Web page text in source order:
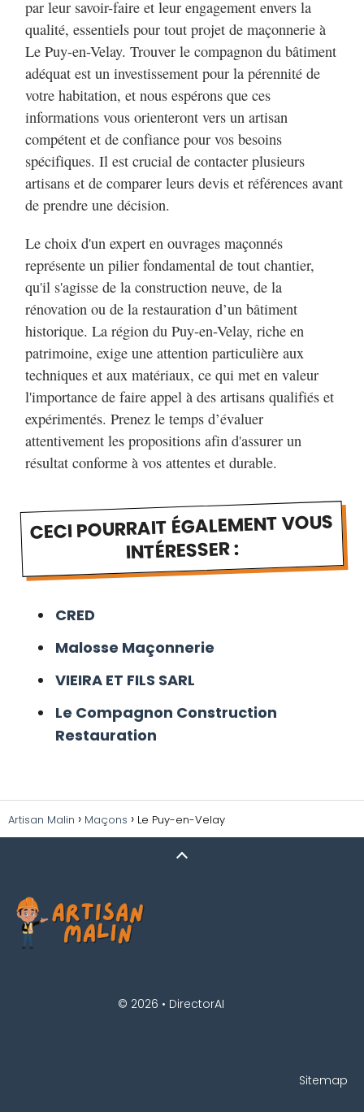
par leur savoir-faire et leur engagement envers la
qualité, essentiels pour tout projet de maçonnerie à
Le Puy-en-Velay. Trouver le compagnon du bâtiment
adéquat est un investissement pour la pérennité de
votre habitation, et nous espérons que ces
informations vous orienteront vers un artisan
compétent et de confiance pour vos besoins
spécifiques. Il est crucial de contacter plusieurs
artisans et de comparer leurs devis et références avant
de prendre une décision.
Le choix d'un expert en ouvrages maçonnés
représente un pilier fondamental de tout chantier,
qu'il s'agisse de la construction neuve, de la
rénovation ou de la restauration d’un bâtiment
historique. La région du Puy-en-Velay, riche en
patrimoine, exige une attention particulière aux
techniques et aux matériaux, ce qui met en valeur
l'importance de faire appel à des artisans qualifiés et
expérimentés. Prenez le temps d’évaluer
attentivement les propositions afin d'assurer un
résultat conforme à vos attentes et durable.
CECI POURRAIT ÉGALEMENT VOUS
INTÉRESSER :
CRED
Malosse Maçonnerie
VIEIRA ET FILS SARL
Le Compagnon Construction
Restauration
Artisan Malin Maçons Le Puy-en-Velay
© 2026 • DirectorAI
Sitemap